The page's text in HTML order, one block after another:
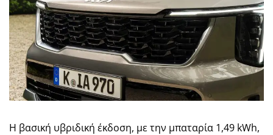
Η βασική υβριδική έκδοση, με την μπαταρία 1,49 kWh,